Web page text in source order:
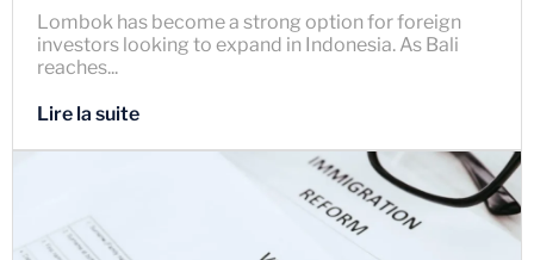
Lombok has become a strong option for foreign
investors looking to expand in Indonesia. As Bali
reaches...
Lire la suite